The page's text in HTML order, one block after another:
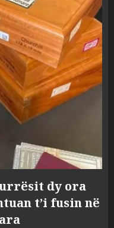
dy ora
t’i fusin në